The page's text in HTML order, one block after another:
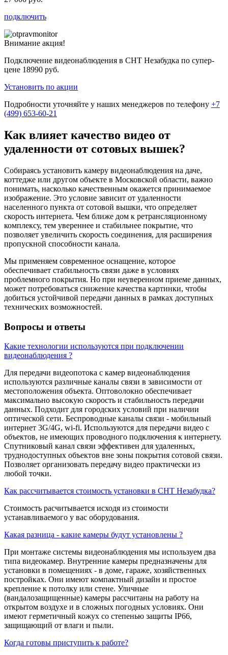
подключить
Внимание акция!
Подключение видеонаблюдения в СНТ Незабудка по супер-
цене 18990 руб.
Установить по акции
Подробности уточняйте у наших менеджеров по телефону +7
(499) 653-60-21
Как влияет качество видео от
удаленности от сотовых вышек?
Собираясь установить камеру видеонаблюдения на даче,
коттедже или другом объекте в Московской области, важно
понимать, насколько качественным окажется принимаемое
изображение. Это условие зависит от удаленности
населенного пункта от сотовой вышки, что определяет
скорость интернета. Чем ближе дом к ретрансляционному
комплексу, тем увереннее и стабильнее покрытие, что
позволяет увеличить скорость соединения, для расширения
пропускной способности канала.
Мы применяем современное оснащение, которое
обеспечивает стабильность связи даже в условиях
проблемного покрытия. Но при неуверенном приеме данных,
может потребоваться снижение качества картинки, чтобы
добиться устойчивой передачи данных в рамках доступных
технических возможностей.
Вопросы и ответы
Какие технологии используются при подключении
видеонаблюдения ?
Для передачи видеопотока с камер видеонаблюдения
используются различные каналы связи в зависимости от
местоположения объекта. Оптоволокно обеспечивает
максимально высокую скорость и стабильность передачи
данных. Подходит для городских условий при наличии
оптической сети. Беспроводные каналы связи - мобильный
интернет 3G/4G, wi-fi. Используются для передачи видео с
объектов, не имеющих проводного подключения к интернету.
Спутниковый канал связи эффективен для удаленных,
труднодоступных объектов вне зоны покрытия сотовой связи.
Позволяет организовать передачу видео практически из
любой точки.
Как рассчитывается стоимость установки в СНТ Незабудка?
Стоимость расчитывается исходя из стоимости
устанавливаемого у вас оборудования.
Какая разница - какие камеры будут установлены ?
При монтаже системы видеонаблюдения мы используем два
типа видеокамер. Внутренние камеры предназначены для
установки в помещениях - в доме, гараже, хозяйственных
постройках. Они имеют компактный дизайн и простое
крепление к потолку или стене. Уличные
(вандалозащищенные) камеры рассчитаны на работу на
открытом воздухе и в сложных погодных условиях. Они
имеют герметичный кожух со степенью защиты IP66,
защищающий от влаги и пыли.
Когда готовы приступить к работе?